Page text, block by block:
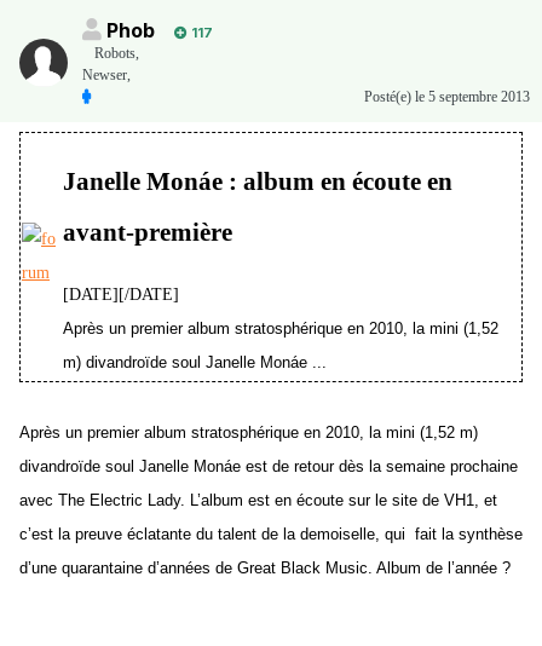
Phob
117
Robots,
Newser,
Posté(e) le 5 septembre 2013
Janelle Monáe : album en écoute en
avant-première
[DATE][/DATE]
Après un premier album stratosphérique en 2010, la mini (1,52
m) divandroïde soul Janelle Monáe ...
Après un premier album stratosphérique en 2010, la mini (1,52 m)
divandroïde soul Janelle Monáe est de retour dès la semaine prochaine
avec The Electric Lady. L’album est en écoute sur le site de VH1, et
c’est la preuve éclatante du talent de la demoiselle, qui fait la synthèse
d’une quarantaine d’années de Great Black Music. Album de l’année ?